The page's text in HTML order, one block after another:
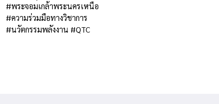
#พระจอมเกล้าพระนครเหนือ
#ความร่วมมือทางวิชาการ
#นวัตกรรมพลังงาน #QTC